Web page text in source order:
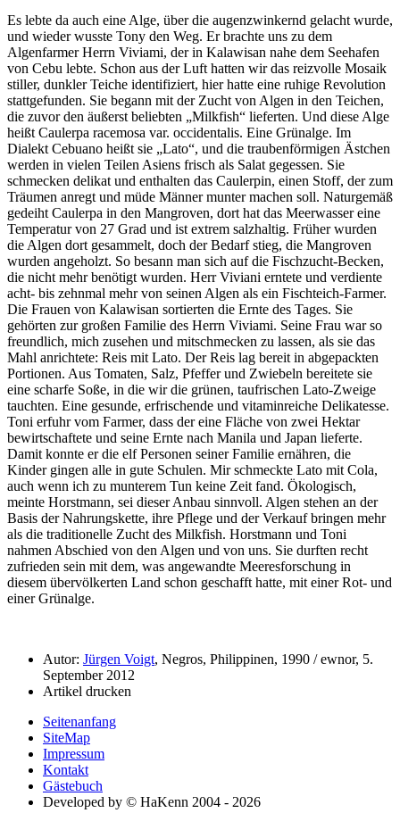
Es lebte da auch eine Alge, über die augenzwinkernd gelacht wurde,
und wieder wusste Tony den Weg. Er brachte uns zu dem
Algenfarmer Herrn Viviami, der in Kalawisan nahe dem Seehafen
von Cebu lebte. Schon aus der Luft hatten wir das reizvolle Mosaik
stiller, dunkler Teiche identifiziert, hier hatte eine ruhige Revolution
stattgefunden. Sie begann mit der Zucht von Algen in den Teichen,
die zuvor den äußerst beliebten
Milkfish
lieferten. Und diese Alge
heißt Caulerpa racemosa var. occidentalis. Eine Grünalge. Im
Dialekt Cebuano heißt sie
Lato , und die traubenförmigen Ästchen
werden in vielen Teilen Asiens frisch als Salat gegessen. Sie
schmecken delikat und enthalten das Caulerpin, einen Stoff, der zum
Träumen anregt und müde Männer munter machen soll. Naturgemäß
gedeiht Caulerpa in den Mangroven, dort hat das Meerwasser eine
Temperatur von 27 Grad und ist extrem salzhaltig. Früher wurden
die Algen dort gesammelt, doch der Bedarf stieg, die Mangroven
wurden angeholzt. So besann man sich auf die Fischzucht-Becken,
die nicht mehr benötigt wurden. Herr Viviani erntete und verdiente
acht- bis zehnmal mehr von seinen Algen als ein Fischteich-Farmer.
Die Frauen von Kalawisan sortierten die Ernte des Tages. Sie
gehörten zur großen Familie des Herrn Viviami. Seine Frau war so
freundlich, mich zusehen und mitschmecken zu lassen, als sie das
Mahl anrichtete: Reis mit Lato. Der Reis lag bereit in abgepackten
Portionen. Aus Tomaten, Salz, Pfeffer und Zwiebeln bereitete sie
eine scharfe Soße, in die wir die grünen, taufrischen Lato-Zweige
tauchten. Eine gesunde, erfrischende und vitaminreiche Delikatesse.
Toni erfuhr vom Farmer, dass der eine Fläche von zwei Hektar
bewirtschaftete und seine Ernte nach Manila und Japan lieferte.
Damit konnte er die elf Personen seiner Familie ernähren, die
Kinder gingen alle in gute Schulen. Mir schmeckte Lato mit Cola,
auch wenn ich zu munterem Tun keine Zeit fand. Ökologisch,
meinte Horstmann, sei dieser Anbau sinnvoll. Algen stehen an der
Basis der Nahrungskette, ihre Pflege und der Verkauf bringen mehr
als die traditionelle Zucht des Milkfish. Horstmann und Toni
nahmen Abschied von den Algen und von uns. Sie durften recht
zufrieden sein mit dem, was angewandte Meeresforschung in
diesem übervölkerten Land schon geschafft hatte, mit einer Rot- und
einer Grünalge.
Autor: Jürgen Voigt, Negros, Philippinen, 1990 / ewnor, 5.
September 2012
Artikel drucken
Seitenanfang
SiteMap
Impressum
Kontakt
Gästebuch
Developed by © HaKenn 2004 - 2026